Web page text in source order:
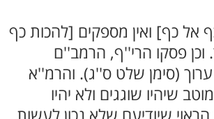
אל כף] ואין מספקים [להכות כף
וכן פסקו הרי''ף, הרמב''ם
(סימן שלט ס''ג). והרמ''א
שיהיו שוגגים ולא יהיו